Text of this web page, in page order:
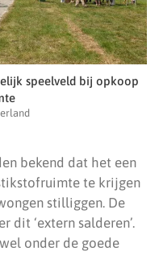
speelveld bij opkoop
bekend dat het een
te krijgen
stilliggen. De
dit ‘extern salderen’.
onder de goede